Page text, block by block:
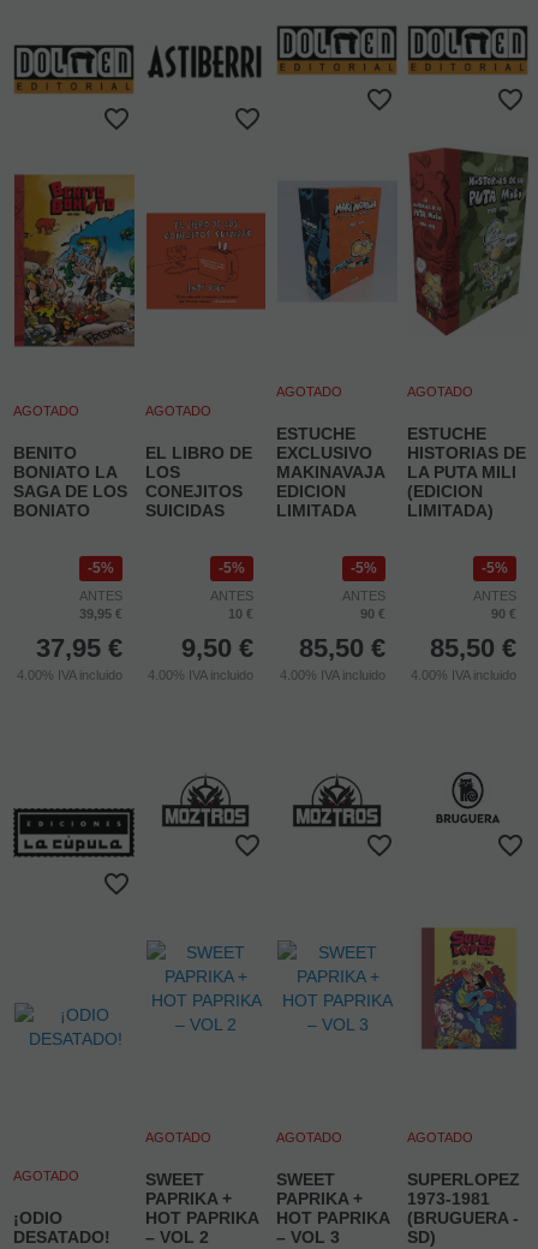
AGOTADO
BENITO
BONIATO LA
SAGA DE LOS
BONIATO
5%
ANTES
39,95 €
37,95 €
4.00% IVA incluido
AGOTADO
EL LIBRO DE
LOS
CONEJITOS
SUICIDAS
5%
ANTES
10 €
9,50 €
4.00% IVA incluido
AGOTADO
ESTUCHE
EXCLUSIVO
MAKINAVAJA
EDICION
LIMITADA
5%
ANTES
90 €
85,50 €
4.00% IVA incluido
AGOTADO
ESTUCHE
HISTORIAS DE
LA PUTA MILI
(EDICION
LIMITADA)
5%
ANTES
90 €
85,50 €
4.00% IVA incluido
AGOTADO
¡ODIO
DESATADO!
AGOTADO
SWEET
PAPRIKA +
HOT PAPRIKA
– VOL 2
AGOTADO
SWEET
PAPRIKA +
HOT PAPRIKA
– VOL 3
AGOTADO
SUPERLOPEZ
1973-1981
(BRUGUERA -
SD)